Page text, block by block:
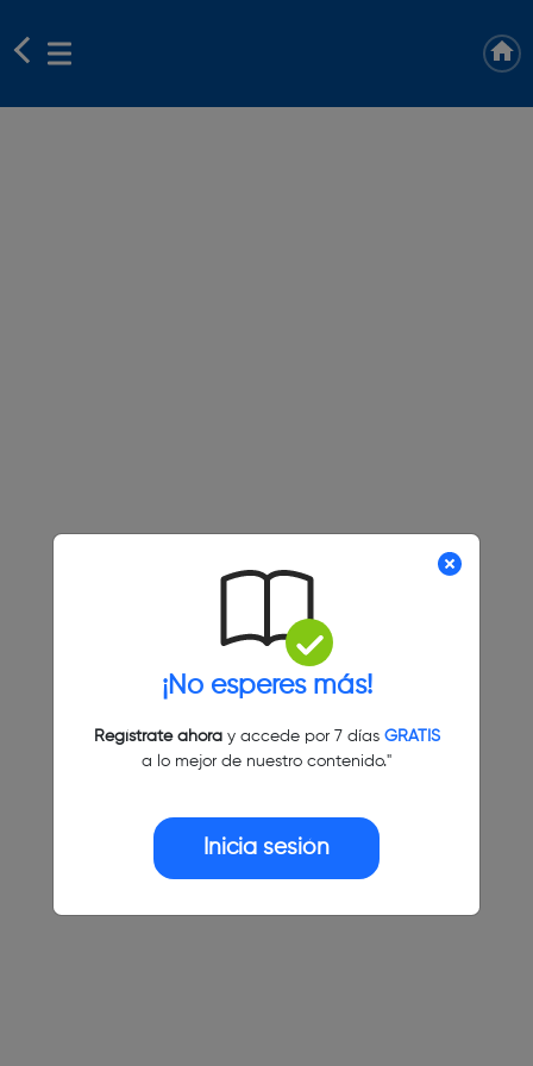
¡No esperes más!
Regístrate ahoray accede por 7 días GRATIS
a lo mejor de nuestro contenido."
Inicia sesión